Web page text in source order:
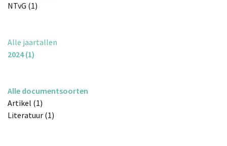
NTvG (1)
Alle jaartallen
2024 (1)
Alle documentsoorten
Artikel (1)
Literatuur (1)